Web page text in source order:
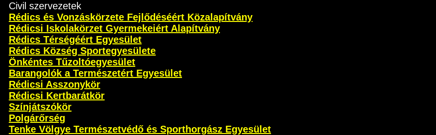
Civil szervezetek
Rédics és Vonzáskörzete Fejlődéséért Közalapítvány
Rédicsi Iskolakörzet Gyermekeiért Alapítvány
Rédics Térségéért Egyesület
Rédics Község Sportegyesülete
Önkéntes Tűzoltóegyesület
Barangolók a Természetért Egyesület
Rédicsi Asszonykör
Rédicsi Kertbarátkör
Színjátszókör
Polgárőrség
Tenke Völgye Természetvédő és Sporthorgász Egyesület